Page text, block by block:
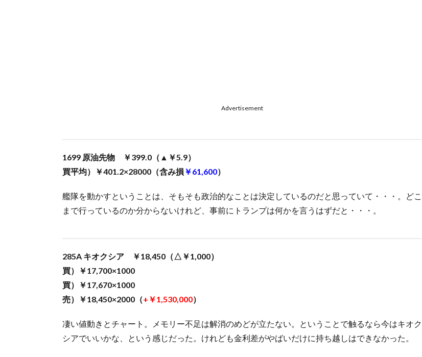
Advertisement
1699 原油先物 ￥399.0（▲￥5.9）
買平均）￥401.2×28000（含み損 ￥61,600）
艦隊を動かすということは、そもそも政治的なことは決定しているのだと思っていて・・・。どこ
まで行っているのか分からないけれど、事前にトランプは何かを言うはずだと・・・。
285A キオクシア ￥18,450（△￥1,000）
買）￥17,700×1000
買）￥17,670×1000
売）￥18,450×2000（+￥1,530,000）
凄い値動きとチャート。メモリー不足は解消のめどが立たない。ということで触るなら今はキオク
シアでいいかな、という感じだった。けれども金利差がやばいだけに持ち越しはできなかった。